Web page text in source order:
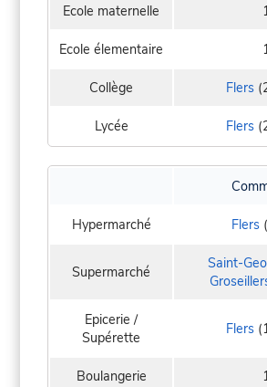
Ecole maternelle
Ecole élementaire
Collège Flers
Lycée Flers
Hypermarché Flers
Supermarché
Saint-
Epicerie /
Supérette
Flers
Boulangerie